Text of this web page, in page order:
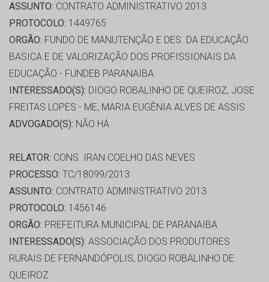
ASSUNTO: CONTRATO ADMINISTRATIVO 2013
PROTOCOLO: 1449765
ORGÃO: FUNDO DE MANUTENÇÃO E DES. DA EDUCAÇÃO
BASICA E DE VALORIZAÇÃO DOS PROFISSIONAIS DA
EDUCAÇÃO - FUNDEB PARANAIBA
INTERESSADO(S): DIOGO ROBALINHO DE QUEIROZ, JOSE
FREITAS LOPES - ME, MARIA EUGÊNIA ALVES DE ASSIS
ADVOGADO(S): NÃO HÁ
RELATOR: CONS. IRAN COELHO DAS NEVES
PROCESSO: TC/18099/2013
ASSUNTO: CONTRATO ADMINISTRATIVO 2013
PROTOCOLO: 1456146
ORGÃO: PREFEITURA MUNICIPAL DE PARANAIBA
INTERESSADO(S): ASSOCIAÇÃO DOS PRODUTORES
RURAIS DE FERNANDÓPOLIS, DIOGO ROBALINHO DE
QUEIROZ